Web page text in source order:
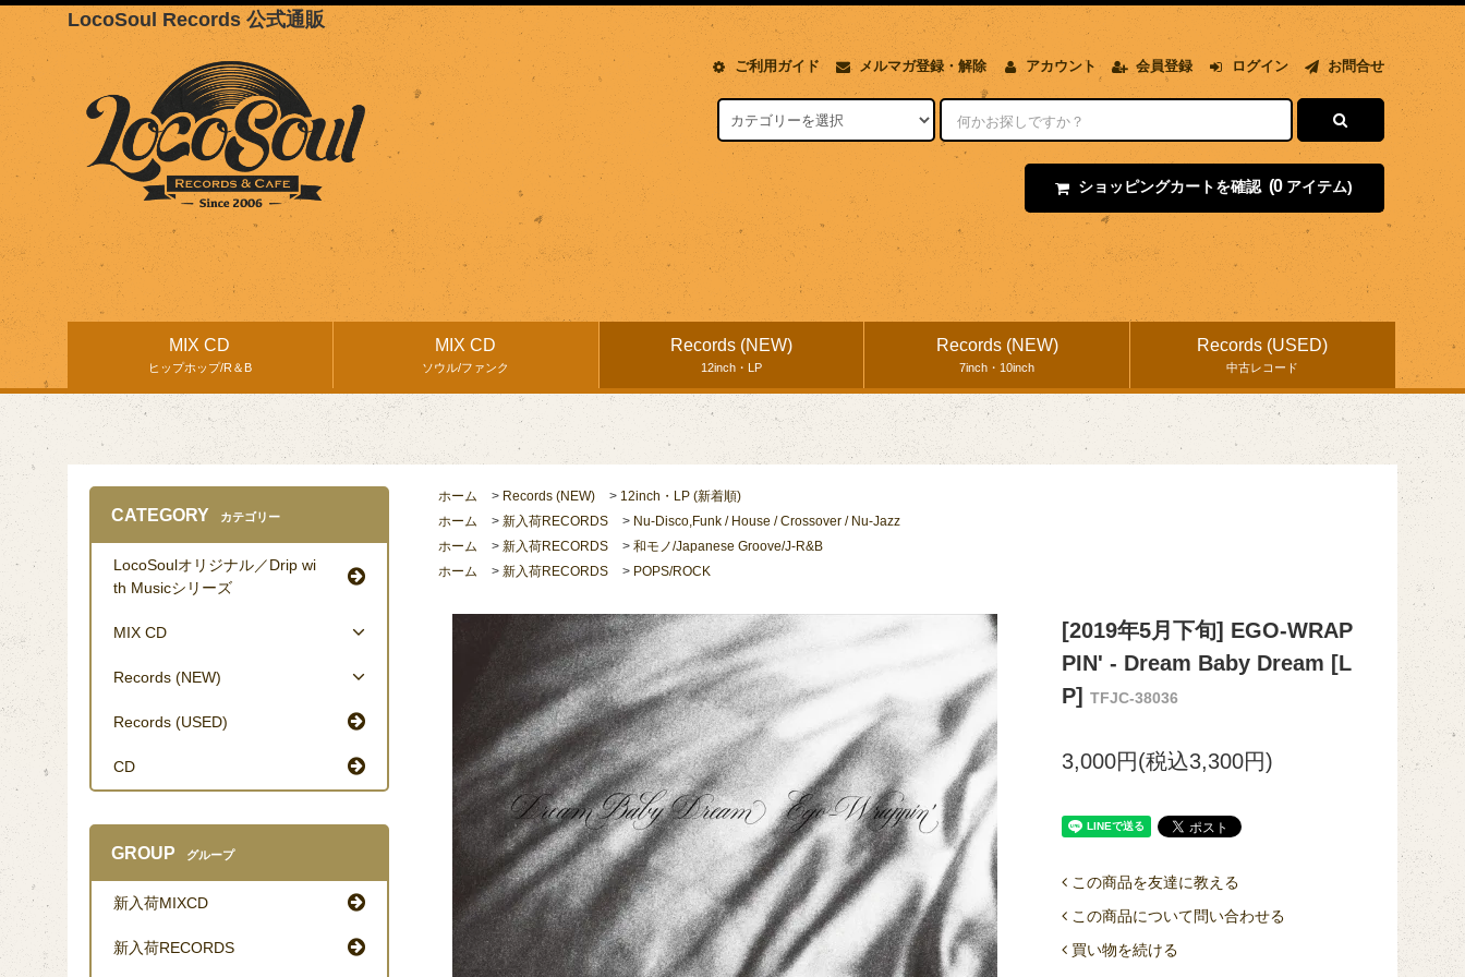
LocoSoul Records 公式通販
ご利用ガイド メルマガ登録・解除 アカウント 会員登録 ログイン お問合せ
ショッピングカートを確認 (0 アイテム)
MIX CD
ヒップホップ/R＆B
MIX CD
ソウル/ファンク
Records (NEW)
12inch・LP
Records (NEW)
7inch・10inch
Records (USED)
中古レコード
ホーム > Records (NEW) > 12inch・LP (新着順)
ホーム
> 新入荷RECORDS > Nu-Disco,Funk / House / Crossover / Nu-Jazz
ホーム
> 新入荷RECORDS > 和モノ/Japanese Groove/J-R&B
ホーム
> 新入荷RECORDS > POPS/ROCK
[2019年5月下旬] EGO-WRAP
PIN' - Dream Baby Dream [L
P]
TFJC-38036
3,000円(税込3,300円)
この商品を友達に教える
この商品について問い合わせる
買い物を続ける
CATEGORY カテゴリー
LocoSoulオリジナル／Drip wi
th Musicシリーズ
MIX CD
Records (NEW)
Records (USED)
CD
GROUP グループ
新入荷MIXCD
新入荷RECORDS